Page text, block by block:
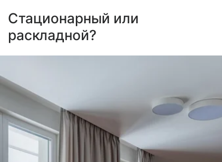
Стационарный или
раскладной?